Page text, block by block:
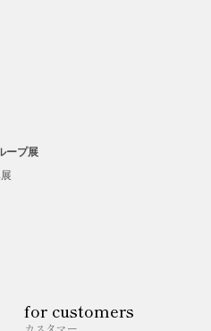
ープ展
for customers
カスタマー